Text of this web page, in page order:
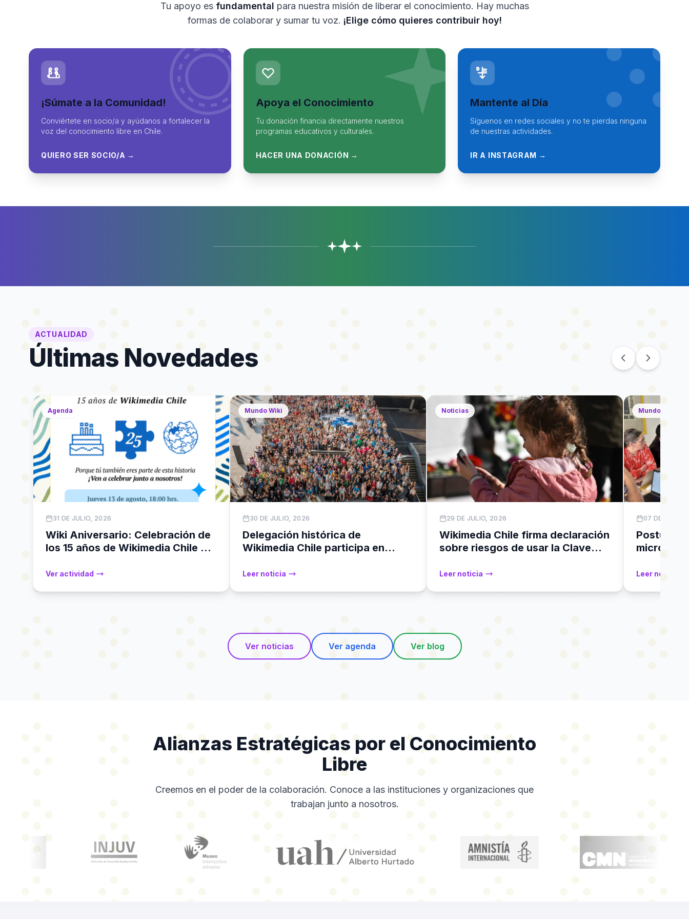
Tu apoyo es fundamental para nuestra misión de liberar el conocimiento. Hay muchas
formas de colaborar y sumar tu voz. ¡Elige cómo quieres contribuir hoy!
¡Súmate a la Comunidad!
Conviértete en socio/a y ayúdanos a fortalecer la
voz del conocimiento libre en Chile.
QUIERO SER SOCIO/A →
Apoya el Conocimiento
Tu donación financia directamente nuestros
programas educativos y culturales.
HACER UNA DONACIÓN →
Mantente al Día
Síguenos en redes sociales y no te pierdas ninguna
de nuestras actividades.
IR A INSTAGRAM →
ACTUALIDAD
Últimas Novedades
Agenda
31 DE JULIO, 2026
Wiki Aniversario: Celebración de
los 15 años de Wikimedia Chile y
Ver actividad
Mundo Wiki
30 DE JULIO, 2026
Delegación histórica de
Wikimedia Chile participa en
Santiago 2027
Leer noticia
Noticias
29 DE JULIO, 2026
Wikimedia Chile firma declaración
sobre riesgos de usar la Clave
redes sociales
Leer noticia
Mundo Wiki
07 DE JULIO,
Postula al
Leer noticia
Ver noticias Ver agenda Ver blog
Alianzas Estratégicas por el Conocimiento
Libre
Creemos en el poder de la colaboración. Conoce a las instituciones y organizaciones que
trabajan junto a nosotros.